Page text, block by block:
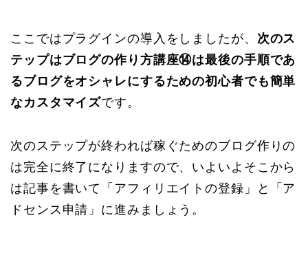
ここではプラグインの導入をしましたが、 次のス
テップはブログの作り方講座⑭は最後の手順であ
るブログをオシャレにするための初心者でも簡単
なカスタマイズです。
次のステップが終われば稼ぐためのブログ作りの
は完全に終了になりますので、いよいよそこから
は記事を書いて「アフィリエイトの登録」と「ア
ドセンス申請」に進みましょう。